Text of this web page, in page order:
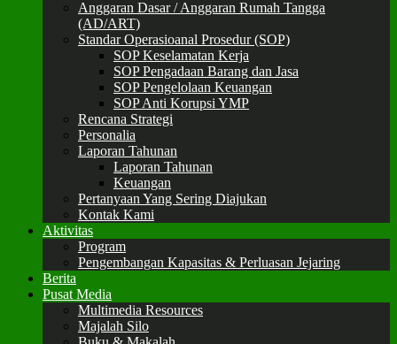
Anggaran Dasar / Anggaran Rumah Tangga
(AD/ART)
Standar Operasioanal Prosedur (SOP)
SOP Keselamatan Kerja
SOP Pengadaan Barang dan Jasa
SOP Pengelolaan Keuangan
SOP Anti Korupsi YMP
Rencana Strategi
Personalia
Laporan Tahunan
Laporan Tahunan
Keuangan
Pertanyaan Yang Sering Diajukan
Kontak Kami
Aktivitas
Program
Pengembangan Kapasitas & Perluasan Jejaring
Berita
Pusat Media
Multimedia Resources
Majalah Silo